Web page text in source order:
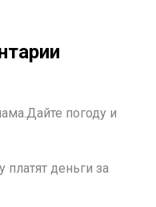
погоду и
деньги за